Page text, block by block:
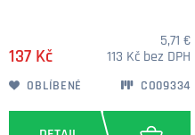
137 Kč
5,71 €
113 Kč bez DPH
OBLÍBENÉ CO09334